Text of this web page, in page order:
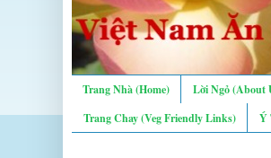
Trang Nhà (Home) Lời Ngỏ (About
Trang Chay (Veg Friendly Links)
Ý